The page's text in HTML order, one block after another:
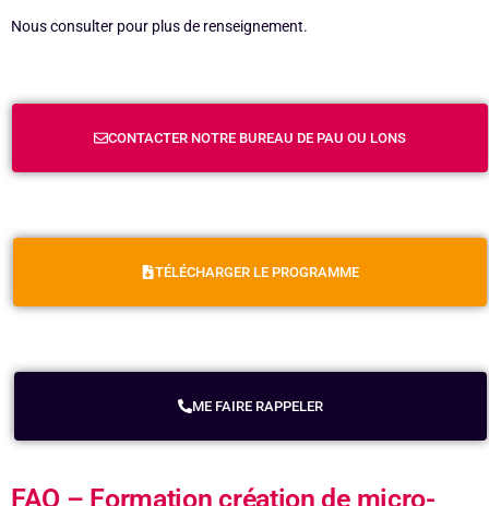
Nous consulter pour plus de renseignement.
CONTACTER NOTRE BUREAU DE PAU OU LONS
TÉLÉCHARGER LE PROGRAMME
ME FAIRE RAPPELER
FAQ – Formation création de micro-